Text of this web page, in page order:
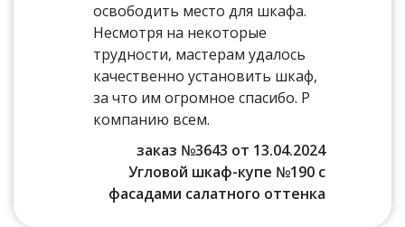
освободить место для шкафа.
Несмотря на некоторые
трудности, мастерам удалось
качественно установить шкаф,
за что им огромное спасибо. Р
компанию всем.
заказ №3643 от 13.04.2024
Угловой шкаф-купе №190 с
фасадами салатного оттенка